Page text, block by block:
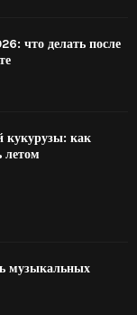
что делать после
кукурузы: как
летом
музыкальных